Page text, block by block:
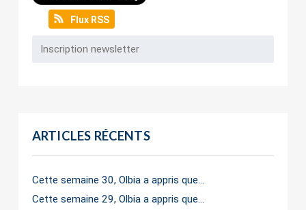
Flux RSS
ARTICLES RÉCENTS
Cette semaine 30, Olbia a appris que…
Cette semaine 29, Olbia a appris que…